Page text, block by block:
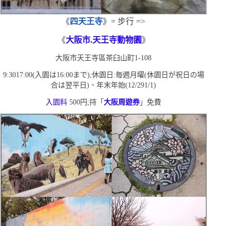
《 四天王寺》= 步行 =>
《大阪市.天王寺動物園》
大阪市天王寺區茶臼山町1-108
9:3017:00(入園は16:00まで);休園日:毎週月曜(休園日が祝日の場
合は翌平日) 、年末年始(12/291/1)
入園料 500円;持「大阪周遊券」免費